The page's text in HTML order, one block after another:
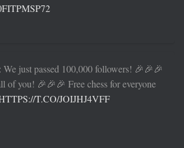
: We just passed 100,000 followers! 🎉🎉🎉
of you! 🎉🎉🎉 Free chess for everyone
T.CO/JOIJHJ4VFF